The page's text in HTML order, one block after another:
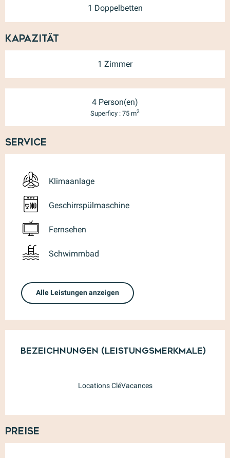
1 Doppelbetten
Kapazität
1 Zimmer
4 Person(en)
Superficy : 75 m2
Service
Klimaanlage
Geschirrspülmaschine
Fernsehen
Schwimmbad
Alle Leistungen anzeigen
Bezeichnungen (Leistungsmerkmale)
Bezeichnungen (Leistungsmerkmale)
Locations CléVacances
Preise